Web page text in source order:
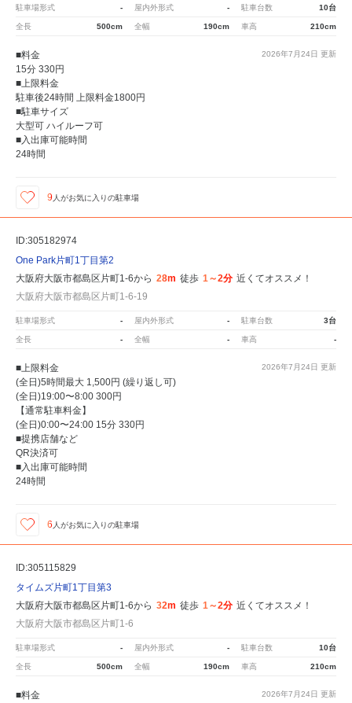
駐車場形式 - 屋内外形式 - 駐車台数 10台
全長 500cm 全幅 190cm 車高 210cm
2026年7月24日 更新
■料金
15分 330円
■上限料金
駐車後24時間 上限料金1800円
■駐車サイズ
大型可 ハイルーフ可
■入出庫可能時間
24時間
9 人がお気に入りの駐車場
ID:305182974
One Park片町1丁目第2
大阪府大阪市都島区片町1-6から 28m 徒歩 1～2分 近くてオススメ！
大阪府大阪市都島区片町1-6-19
駐車場形式 - 屋内外形式 - 駐車台数 3台
全長 - 全幅 - 車高 -
2026年7月24日 更新
■上限料金
(全日)5時間最大 1,500円 (繰り返し可)
(全日)19:00〜8:00 300円
【通常駐車料金】
(全日)0:00〜24:00 15分 330円
■提携店舗など
QR決済可
■入出庫可能時間
24時間
6 人がお気に入りの駐車場
ID:305115829
タイムズ片町1丁目第3
大阪府大阪市都島区片町1-6から 32m 徒歩 1～2分 近くてオススメ！
大阪府大阪市都島区片町1-6
駐車場形式 - 屋内外形式 - 駐車台数 10台
全長 500cm 全幅 190cm 車高 210cm
2026年7月24日 更新
■料金